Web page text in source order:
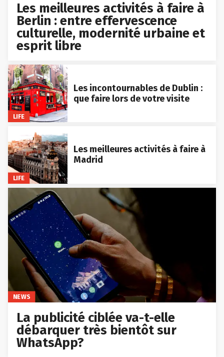
Les meilleures activités à faire à
Berlin : entre effervescence
culturelle, modernité urbaine et
esprit libre
LIFE
Les incontournables de Dublin :
que faire lors de votre visite
LIFE
Les meilleures activités à faire à
Madrid
NEWS
La publicité ciblée va-t-elle
débarquer très bientôt sur
WhatsApp?